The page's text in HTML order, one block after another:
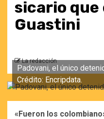
sicario que
Guastini
La redacción
Padovani, el único
Crédito: Encripdata.
«Fueron los